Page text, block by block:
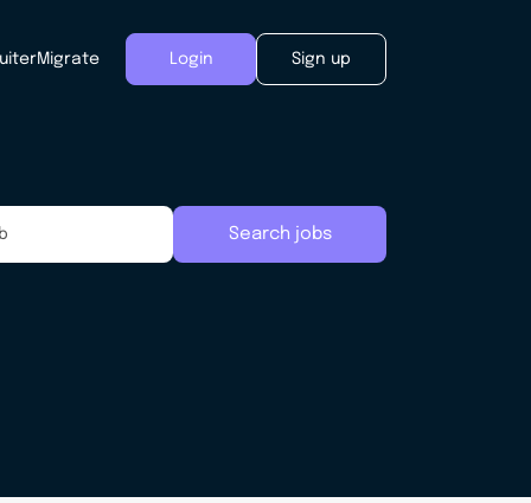
Migrate Login Sign up
Search jobs